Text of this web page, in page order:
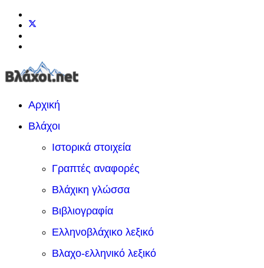
Αρχική
Βλάχοι
Ιστορικά στοιχεία
Γραπτές αναφορές
Βλάχικη γλώσσα
Βιβλιογραφία
Ελληνοβλάχικο λεξικό
Βλαχο-ελληνικό λεξικό